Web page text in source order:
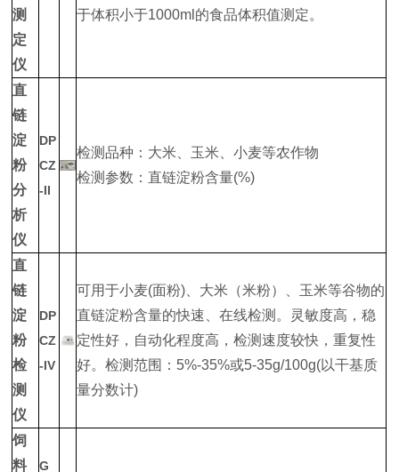
测
定
仪
于体积小于1000ml的食品体积值测定。
直
链
淀
粉
分
析
仪
DP
CZ
-II
检测品种：大米、玉米、小麦等农作物
检测参数：直链淀粉含量(%)
直
链
淀
粉
检
测
仪
DP
CZ
-IV
可用于小麦(面粉)、大米（米粉）、玉米等谷物的
直链淀粉含量的快速、在线检测。灵敏度高，稳
定性好，自动化程度高，检测速度较快，重复性
好。检测范围：5%-35%或5-35g/100g(以干基质
量分数计)
饲
料
G